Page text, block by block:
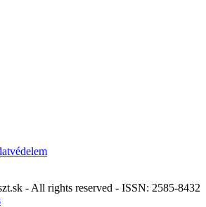
- All rights reserved - ISSN: 2585-8432